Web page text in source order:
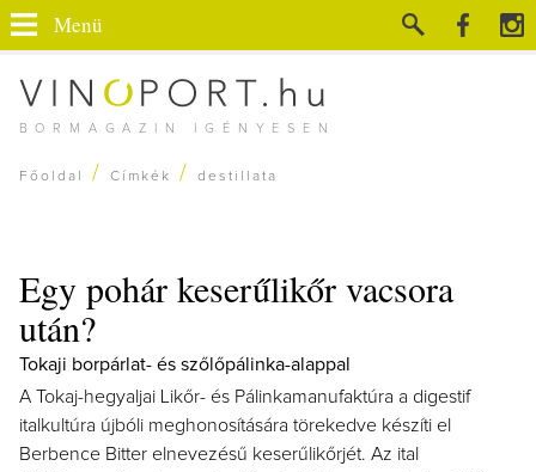
BORMAGAZIN IGÉNYESEN
Menü
Főoldal / Címkék / destillata
Egy pohár keserűlikőr vacsora
után?
Tokaji borpárlat- és szőlőpálinka-alappal
A Tokaj-hegyaljai Likőr- és Pálinkamanufaktúra a digestif
italkultúra újbóli meghonosítására törekedve készíti el
Berbence Bitter elnevezésű keserűlikőrjét. Az ital